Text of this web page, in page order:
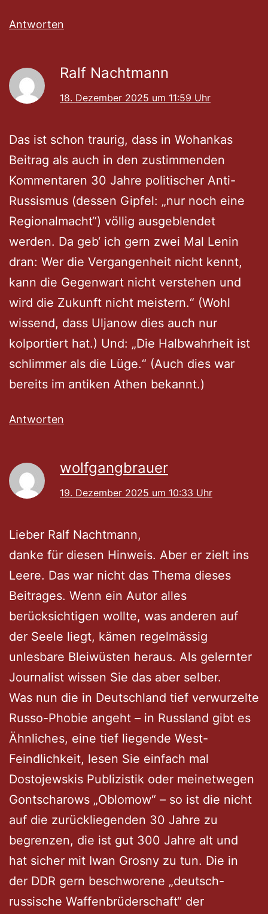
Antworten
Ralf Nachtmann
18. Dezember 2025 um 11:59 Uhr
Das ist schon traurig, dass in Wohankas
Beitrag als auch in den zustimmenden
Kommentaren 30 Jahre politischer Anti-
Russismus (dessen Gipfel: „nur noch eine
Regionalmacht“) völlig ausgeblendet
werden. Da geb‘ ich gern zwei Mal Lenin
dran: Wer die Vergangenheit nicht kennt,
kann die Gegenwart nicht verstehen und
wird die Zukunft nicht meistern.“ (Wohl
wissend, dass Uljanow dies auch nur
kolportiert hat.) Und: „Die Halbwahrheit ist
schlimmer als die Lüge.“ (Auch dies war
bereits im antiken Athen bekannt.)
Antworten
wolfgangbrauer
19. Dezember 2025 um 10:33 Uhr
Lieber Ralf Nachtmann,
danke für diesen Hinweis. Aber er zielt ins
Leere. Das war nicht das Thema dieses
Beitrages. Wenn ein Autor alles
berücksichtigen wollte, was anderen auf
der Seele liegt, kämen regelmässig
unlesbare Bleiwüsten heraus. Als gelernter
Journalist wissen Sie das aber selber.
Was nun die in Deutschland tief verwurzelte
Russo-Phobie angeht – in Russland gibt es
Ähnliches, eine tief liegende West-
Feindlichkeit, lesen Sie einfach mal
Dostojewskis Publizistik oder meinetwegen
Gontscharows „Oblomow“ – so ist die nicht
auf die zurückliegenden 30 Jahre zu
begrenzen, die ist gut 300 Jahre alt und
hat sicher mit Iwan Grosny zu tun. Die in
der DDR gern beschworene „deutsch-
russische Waffenbrüderschaft“ der